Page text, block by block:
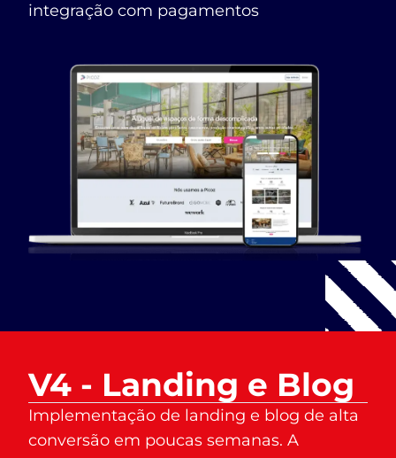
integração com pagamentos
V4 - Landing e Blog
Implementação de landing e blog de alta
conversão em poucas semanas. A